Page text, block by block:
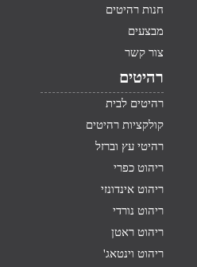
חנות רהיטים
מבצעים
צור קשר
רהיטים
רהיטים לבית
קולקציות רהיטים
רהיטי עץ וברזל
ריהוט כפרי
ריהוט אינדונזי
ריהוט נורדי
ריהוט ראטן
ריהוט וינטאג'